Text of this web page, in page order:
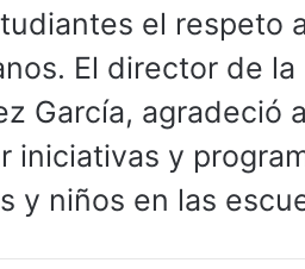
el respeto
El director de la
García, agradeció
iniciativas y
y niños en las